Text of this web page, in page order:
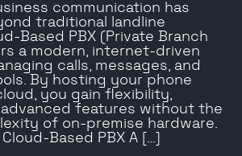
communication has
traditional landline
Based PBX (Private Branch
a modern, internet-driven
calls, messages, and
By hosting your phone
you gain flexibility,
features without the
of on-premise hardware.
Based PBX A […]